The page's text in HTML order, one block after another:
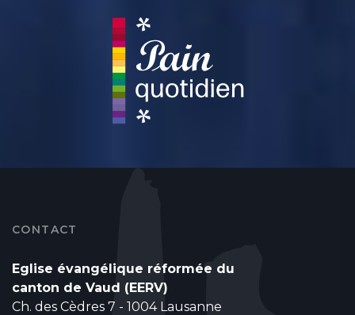
CONTACT
Eglise évangélique réformée du
canton de Vaud (EERV)
Ch. des Cèdres 7 - 1004 Lausanne